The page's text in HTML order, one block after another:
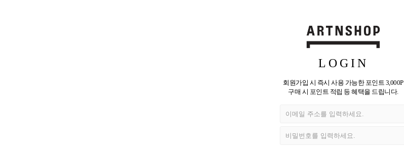
LOGIN
회원가입 시 즉시 사용 가능한 포인트 3,000P
구매 시 포인트 적립 등 혜택을 드립니다.